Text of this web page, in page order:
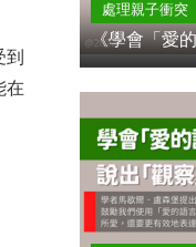
在
處理親子衝突